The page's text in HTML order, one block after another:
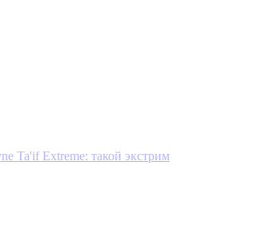
Ta'if Extreme: такой экстрим